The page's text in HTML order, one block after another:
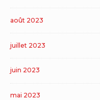
août 2023
juillet 2023
juin 2023
mai 2023